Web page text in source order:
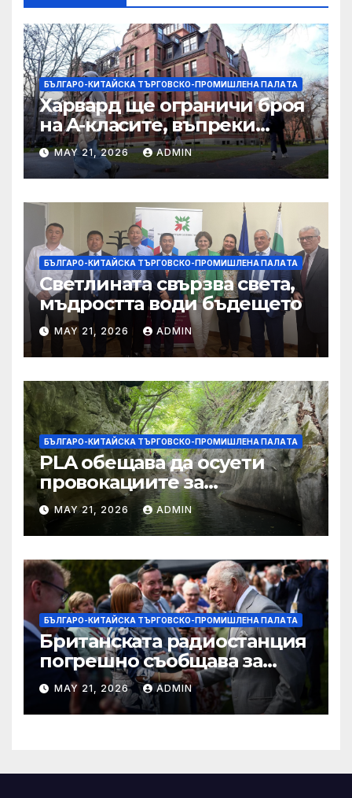
БЪЛГАРО-КИТАЙСКА ТЪРГОВСКО-ПРОМИШЛЕНА ПАЛAТА
Харвард ще ограничи броя
на A-класите, въпреки
силната съпротива на
студентите
MAY 21, 2026 ADMIN
БЪЛГАРО-КИТАЙСКА ТЪРГОВСКО-ПРОМИШЛЕНА ПАЛAТА
Светлината свързва света,
мъдростта води бъдещето
MAY 21, 2026 ADMIN
БЪЛГАРО-КИТАЙСКА ТЪРГОВСКО-ПРОМИШЛЕНА ПАЛAТА
PLA обещава да осуети
провокациите за
„независимост на Тайван“.
MAY 21, 2026 ADMIN
БЪЛГАРО-КИТАЙСКА ТЪРГОВСКО-ПРОМИШЛЕНА ПАЛAТА
Британската радиостанция
погрешно съобщава за
смъртта на крал Чарлз
MAY 21, 2026 ADMIN